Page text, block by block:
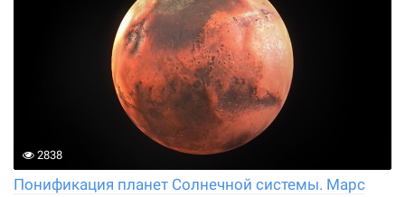
2838
Понификация планет Солнечной системы. Марс